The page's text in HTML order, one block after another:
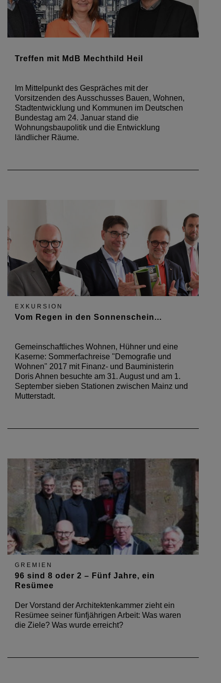
Treffen mit MdB Mechthild Heil
Im Mittelpunkt des Gespräches mit der
Vorsitzenden des Ausschusses Bauen, Wohnen,
Stadtentwicklung und Kommunen im Deutschen
Bundestag am 24. Januar stand die
Wohnungsbaupolitik und die Entwicklung
ländlicher Räume.
EXKURSION
Vom Regen in den Sonnenschein...
Gemeinschaftliches Wohnen, Hühner und eine
Kaserne: Sommerfachreise "Demografie und
Wohnen" 2017 mit Finanz- und Bauministerin
Doris Ahnen besuchte am 31. August und am 1.
September sieben Stationen zwischen Mainz und
Mutterstadt.
GREMIEN
96 sind 8 oder 2 – Fünf Jahre, ein
Resümee
Der Vorstand der Architektenkammer zieht ein
Resümee seiner fünfjährigen Arbeit: Was waren
die Ziele? Was wurde erreicht?